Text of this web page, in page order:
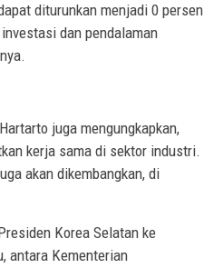
diturunkan menjadi 0 persen
dan pendalaman
juga mengungkapkan,
kerja sama di sektor industri.
akan dikembangkan, di
Korea Selatan ke
antara Kementerian